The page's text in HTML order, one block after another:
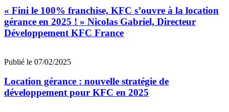
« Fini le 100% franchise, KFC s’ouvre à la location
gérance en 2025 ! » Nicolas Gabriel, Directeur
Développement KFC France
Publié le 07/02/2025
Location gérance : nouvelle stratégie de
développement pour KFC en 2025